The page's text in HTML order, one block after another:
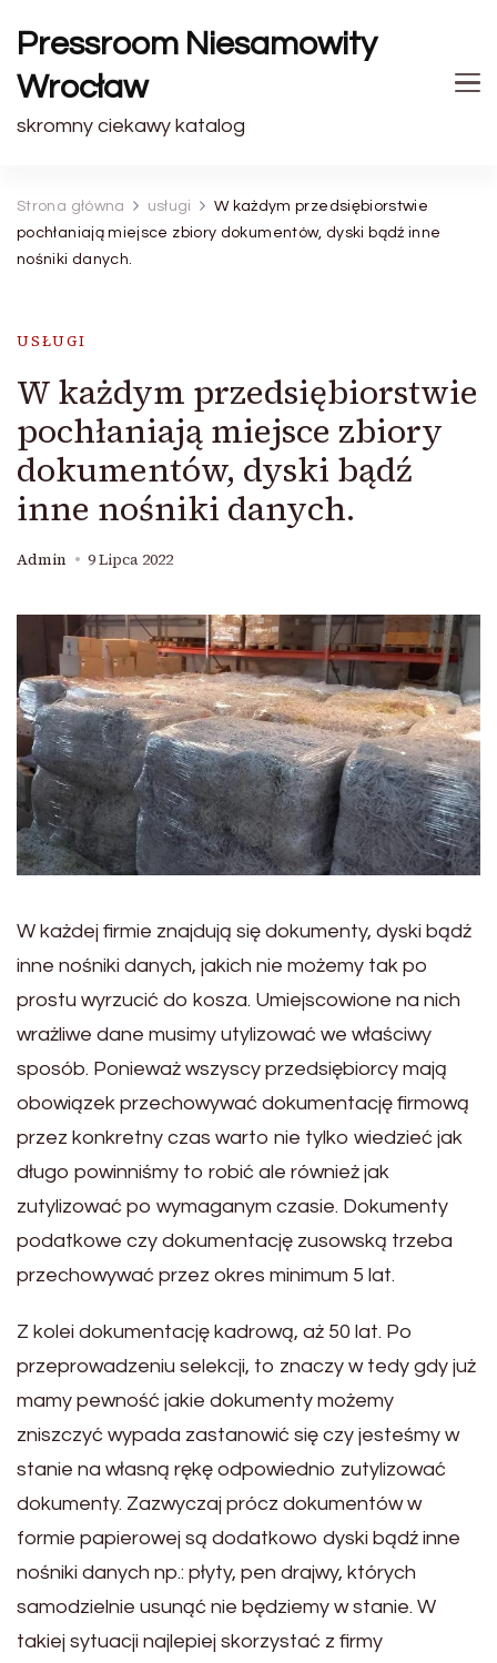
Pressroom Niesamowity
Wrocław
skromny ciekawy katalog
Strona główna usługi
W każdym przedsiębiorstwie
pochłaniają miejsce zbiory dokumentów, dyski bądź inne
nośniki danych.
USŁUGI
W każdym przedsiębiorstwie
pochłaniają miejsce zbiory
dokumentów, dyski bądź
inne nośniki danych.
Admin 9 Lipca 2022
W każdej firmie znajdują się dokumenty, dyski bądź
inne nośniki danych, jakich nie możemy tak po
prostu wyrzucić do kosza. Umiejscowione na nich
wrażliwe dane musimy utylizować we właściwy
sposób. Ponieważ wszyscy przedsiębiorcy mają
obowiązek przechowywać dokumentację firmową
przez konkretny czas warto nie tylko wiedzieć jak
długo powinniśmy to robić ale również jak
zutylizować po wymaganym czasie. Dokumenty
podatkowe czy dokumentację zusowską trzeba
przechowywać przez okres minimum 5 lat.
Z kolei dokumentację kadrową, aż 50 lat. Po
przeprowadzeniu selekcji, to znaczy w tedy gdy już
mamy pewność jakie dokumenty możemy
zniszczyć wypada zastanowić się czy jesteśmy w
stanie na własną rękę odpowiednio zutylizować
dokumenty. Zazwyczaj prócz dokumentów w
formie papierowej są dodatkowo dyski bądź inne
nośniki danych np.: płyty, pen drajwy, których
samodzielnie usunąć nie będziemy w stanie. W
takiej sytuacji najlepiej skorzystać z firmy